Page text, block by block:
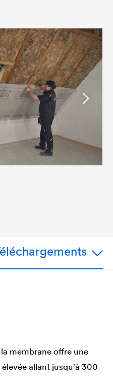
membrane offre une
allant jusqu'à 300